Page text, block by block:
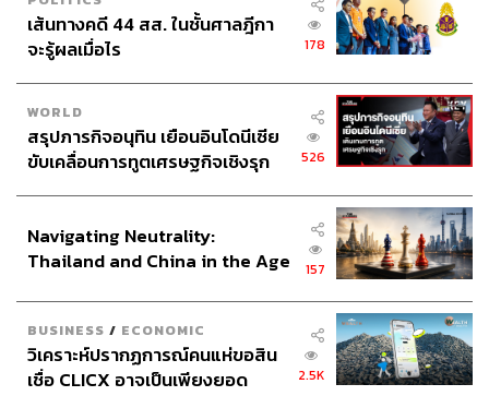
และ Flex ในราคาที่ถูกลงอีกด้วย”
เส้นทางคดี 44 สส. ในชั้นศาลฎีกา
จะรู้ผลเมื่อไร
178
WORLD
สรุปภารกิจอนุทิน เยือนอินโดนีเซีย
ขับเคลื่อนการทูตเศรษฐกิจเชิงรุก
526
Navigating Neutrality:
Thailand and China in the Age
157
BUSINESS / ECONOMIC
วิเคราะห์ปรากฏการณ์คนแห่ขอสิน
เชื่อ CLICX อาจเป็นเพียงยอด
2.5K